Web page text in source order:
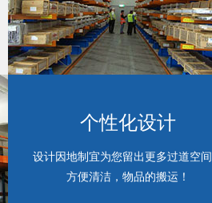
个性化设计
设计因地制宜为您留出更多过道空间
方便清洁，物品的搬运！